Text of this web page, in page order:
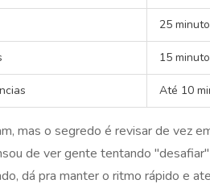
25
15
Até 10
mas o segredo é revisar de vez
de ver gente tentando
dá pra manter o ritmo rápido e